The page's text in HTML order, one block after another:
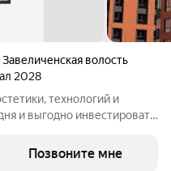
Завеличенская волость
2028
технологий и
и выгодно инвестировать
в развивающемся
в
Позвоните мне